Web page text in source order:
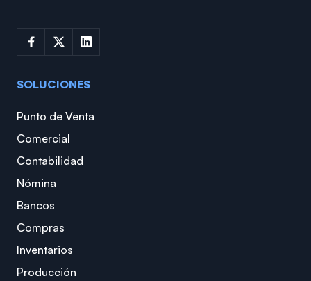
SOLUCIONES
Punto de Venta
Comercial
Contabilidad
Nómina
Bancos
Compras
Inventarios
Producción